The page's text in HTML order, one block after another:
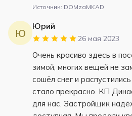
Источник: DOMzaMKAD
Ю
Юрий
26 мая 2023
Очень красиво здесь в
зимой, многих вещей не
сошёл снег и
стало прекрасно. КП
для нас. Застройщик